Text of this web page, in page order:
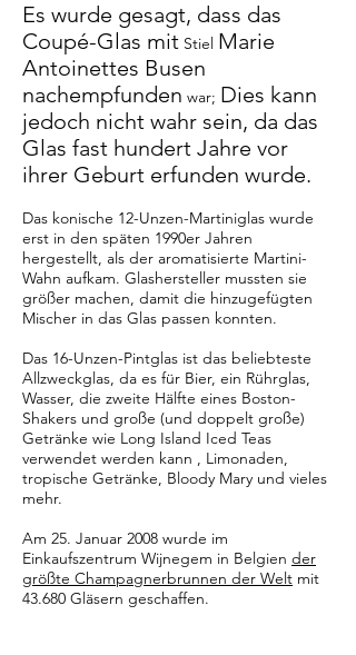
Es wurde gesagt, dass das
Coupé-Glas mit Stiel Marie
Antoinettes Busen
nachempfunden war; Dies kann
jedoch nicht wahr sein, da das
Glas fast hundert Jahre vor
ihrer Geburt erfunden wurde.
Das konische 12-Unzen-Martiniglas wurde
erst in den späten 1990er Jahren
hergestellt, als der aromatisierte Martini-
Wahn aufkam. Glashersteller mussten sie
größer machen, damit die hinzugefügten
Mischer in das Glas passen konnten.
Das 16-Unzen-Pintglas ist das beliebteste
Allzweckglas, da es für Bier, ein Rührglas,
Wasser, die zweite Hälfte eines Boston-
Shakers und große (und doppelt große)
Getränke wie Long Island Iced Teas
verwendet werden kann , Limonaden,
tropische Getränke, Bloody Mary und vieles
mehr.
Am 25. Januar 2008 wurde im
Einkaufszentrum Wijnegem in Belgien der
größte Champagnerbrunnen der Welt mit
43.680 Gläsern geschaffen.